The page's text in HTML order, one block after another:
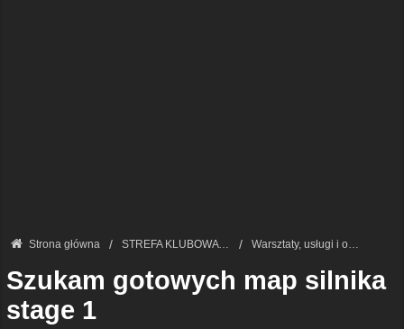
Strona główna STREFA KLUBOWA — START Warsztaty, usługi i opinie
Szukam gotowych map silnika
stage 1